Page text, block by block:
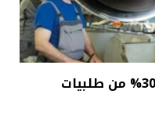
الشرق الأوسط يستحوذ على 30% من طلبيات